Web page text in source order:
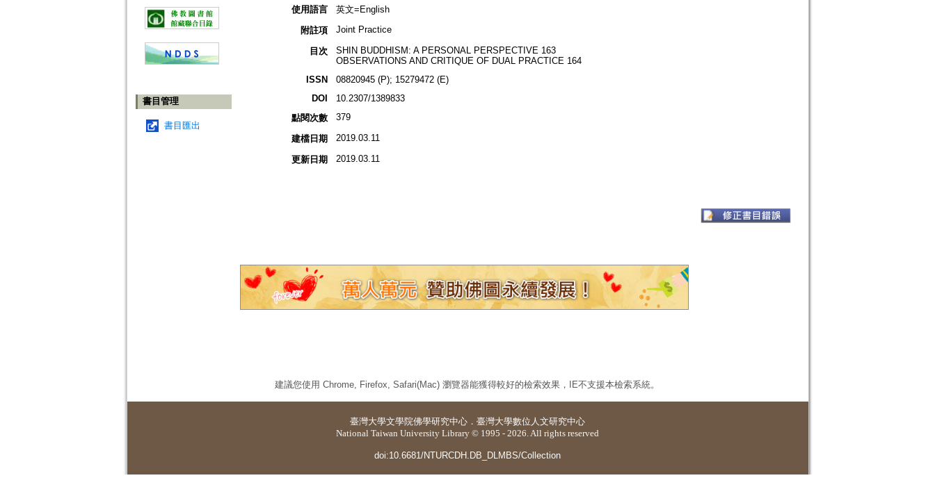
書目管理
書目匯出
使用語言
英文=English
附註項
Joint Practice
目次
SHIN BUDDHISM: A PERSONAL PERSPECTIVE 163
OBSERVATIONS AND CRITIQUE OF DUAL PRACTICE 164
ISSN
08820945 (P); 15279472 (E)
DOI
10.2307/1389833
點閱次數
379
建檔日期 2019.03.11
更新日期 2019.03.11
建議您使用 Chrome, Firefox, Safari(Mac) 瀏覽器能獲得較好的檢索效果，IE不支援本檢索系統。
臺灣大學文學院佛學研究中心 ． 臺灣大學數位人文研究中心
National Taiwan University Library © 1995 - 2026. All rights reserved
doi:10.6681/NTURCDH.DB_DLMBS/Collection